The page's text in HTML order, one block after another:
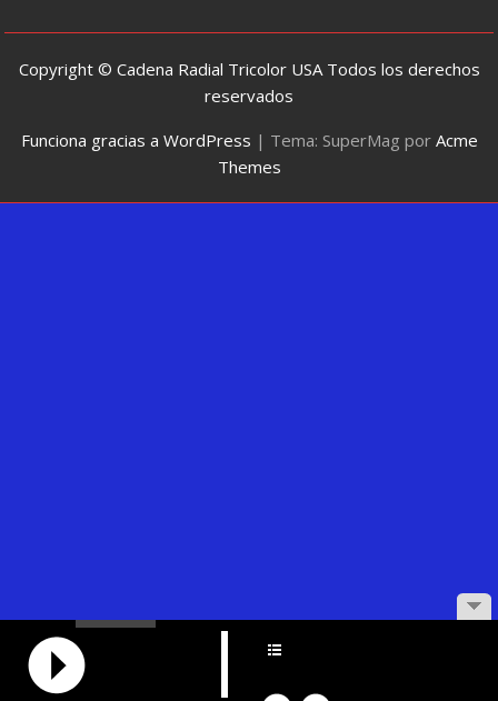
Copyright © Cadena Radial Tricolor USA Todos los derechos
reservados
Funciona gracias a WordPress | Tema: SuperMag por Acme
Themes